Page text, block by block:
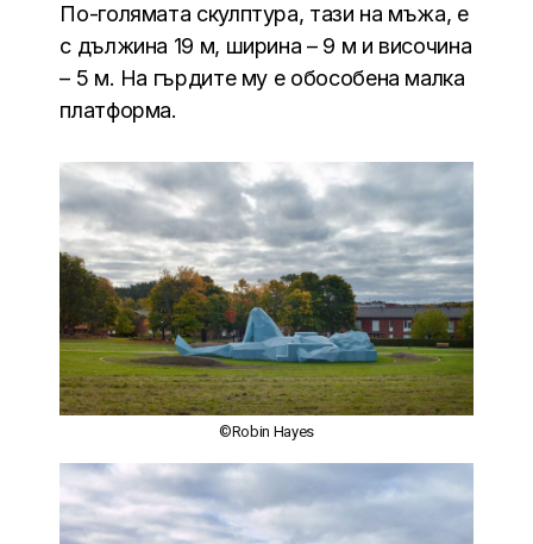
По-голямата скулптура, тази на мъжа, е
с дължина 19 м, ширина – 9 м и височина
– 5 м. На гърдите му е обособена малка
платформа.
©Robin Hayes